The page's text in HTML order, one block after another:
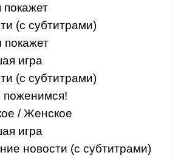
(с субтитрами)
покажет
игра
(с субтитрами)
поженимся!
/ Женское
игра
новости (с субтитрами)